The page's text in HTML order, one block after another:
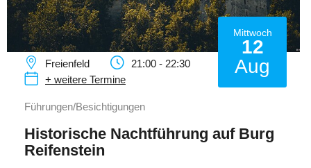
Mittwoch
12
Aug
Freienfeld
21:00 - 22:30
+ weitere Termine
Führungen/Besichtigungen
Historische Nachtführung auf Burg
Reifenstein